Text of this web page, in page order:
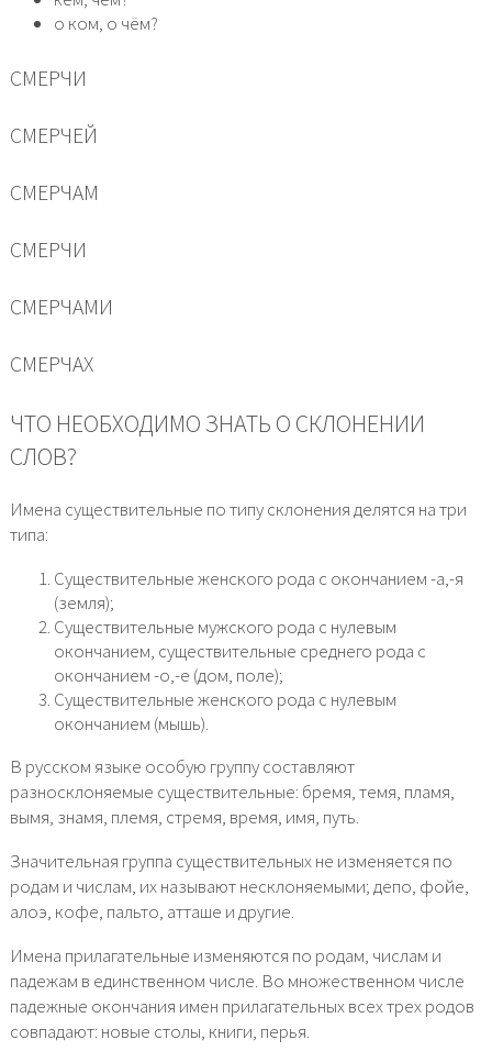
о ком, о чём?
СМЕРЧИ
СМЕРЧЕЙ
СМЕРЧАМ
СМЕРЧИ
СМЕРЧАМИ
СМЕРЧАХ
ЧТО НЕОБХОДИМО ЗНАТЬ О СКЛОНЕНИИ
СЛОВ?
Имена существительные по типу склонения делятся на три
типа:
Существительные женского рода с окончанием -а,-я
(земля);
Существительные мужского рода с нулевым
окончанием, существительные среднего рода с
окончанием -о,-е (дом, поле);
Существительные женского рода с нулевым
окончанием (мышь).
В русском языке особую группу составляют
разносклоняемые существительные: бремя, темя, пламя,
вымя, знамя, племя, стремя, время, имя, путь.
Значительная группа существительных не изменяется по
родам и числам, их называют несклоняемыми; депо, фойе,
алоэ, кофе, пальто, атташе и другие.
Имена прилагательные изменяются по родам, числам и
падежам в единственном числе. Во множественном числе
падежные окончания имен прилагательных всех трех родов
совпадают: новые столы, книги, перья.